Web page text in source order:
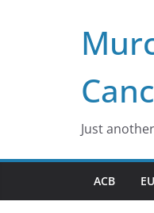
Just
ACB